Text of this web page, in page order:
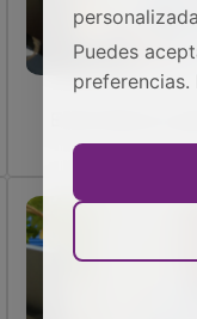
Puedes
preferencias.